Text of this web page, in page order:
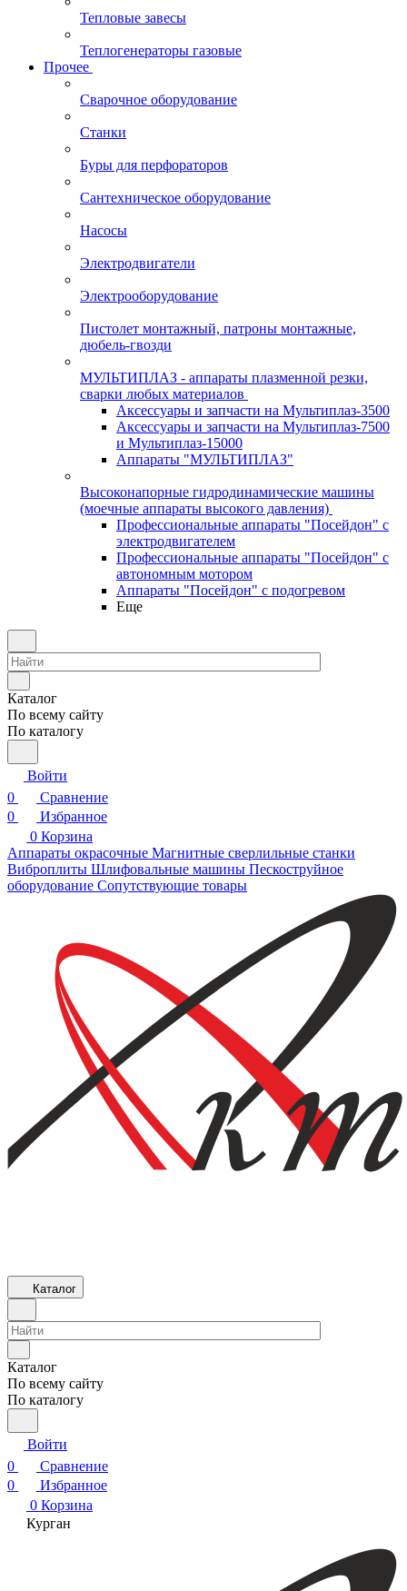
Тепловые завесы
Теплогенераторы газовые
Прочее
Сварочное оборудование
Станки
Буры для перфораторов
Сантехническое оборудование
Насосы
Электродвигатели
Электрооборудование
Пистолет монтажный, патроны монтажные,
дюбель-гвозди
МУЛЬТИПЛАЗ - аппараты плазменной резки,
сварки любых материалов
Аксессуары и запчасти на Мультиплаз-3500
Аксессуары и запчасти на Мультиплаз-7500
и Мультиплаз-15000
Аппараты "МУЛЬТИПЛАЗ"
Высоконапорные гидродинамические машины
(моечные аппараты высокого давления)
Профессиональные аппараты "Посейдон" с
электродвигателем
Профессиональные аппараты "Посейдон" с
автономным мотором
Аппараты "Посейдон" с подогревом
Еще
Каталог
По всему сайту
По каталогу
Войти
0
Сравнение
0
Избранное
0 Корзина
Аппараты окрасочные Магнитные сверлильные станки
Виброплиты Шлифовальные машины Пескоструйное
оборудование Сопутствующие товары
Каталог
Каталог
По всему сайту
По каталогу
Войти
0
Сравнение
0
Избранное
0 Корзина
Курган